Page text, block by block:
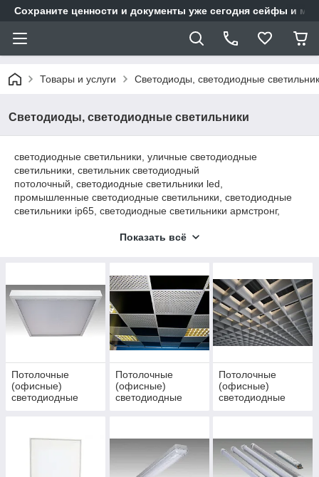
Сохраните ценности и документы уже сегодня сейфы и
Товары и услуги Светодиоды, светодиодные
Светодиоды, светодиодные светильники
светодиодные светильники, уличные светодиодные
светильники, светильник светодиодный
потолочный, светодиодные светильники led,
промышленные светодиодные светильники, светодиодные
светильники ip65, светодиодные светильники армстронг,
светодиодный, светильники потолочные, светодиодное
Звоните нам по телефону+77027881372
Или пишите в Whatsapp
Показать всё
Потолочные
(офисные)
светодиодные
универсальным
Потолочные
(офисные)
светодиодные
серии Operlux
Потолочные
(офисные)
светодиодные
Operlux